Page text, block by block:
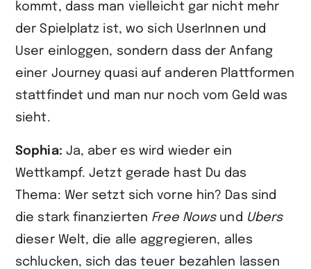
kommt, dass man vielleicht gar nicht mehr
der Spielplatz ist, wo sich UserInnen und
User einloggen, sondern dass der Anfang
einer Journey quasi auf anderen Plattformen
stattfindet und man nur noch vom Geld was
sieht.
Sophia: Ja, aber es wird wieder ein
Wettkampf. Jetzt gerade hast Du das
Thema: Wer setzt sich vorne hin? Das sind
die stark finanzierten Free Nowsund Ubers
dieser Welt, die alle aggregieren, alles
schlucken, sich das teuer bezahlen lassen